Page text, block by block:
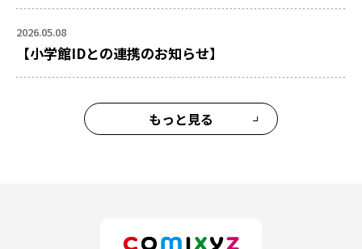
2026.05.08
【小学館IDとの連携のお知らせ】
もっと見る